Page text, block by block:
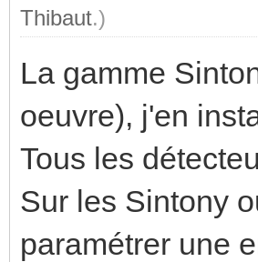
Thibaut.)
La gamme
oeuvre), j'en
Tous les
Sur les Sintony
paramétrer une